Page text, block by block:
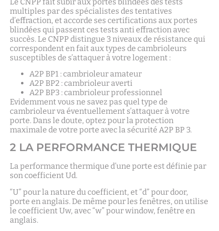
multiples par des spécialistes des tentatives
d’effraction, et accorde ses certifications aux portes
blindées qui passent ces tests anti effraction avec
succès. Le CNPP distingue 3 niveaux de résistance qui
correspondent en fait aux types de cambrioleurs
susceptibles de s’attaquer à votre logement :
A2P BP1 : cambrioleur amateur
A2P BP2 : cambrioleur averti
A2P BP3 : cambrioleur professionnel
Evidemment vous ne savez pas quel type de
cambrioleur va éventuellement s’attaquer à votre
porte. Dans le doute, optez pour la protection
maximale de votre porte avec la sécurité A2P BP 3.
2 LA PERFORMANCE THERMIQUE
La performance thermique d’une porte est définie par
son coefficient Ud.
“U” pour la nature du coefficient, et “d” pour door,
porte en anglais. De même pour les fenêtres, on utilise
le coefficient Uw, avec “w” pour window, fenêtre en
anglais.